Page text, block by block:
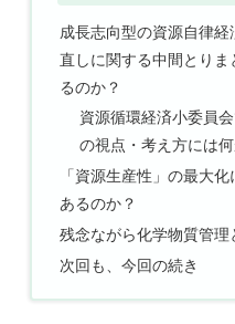
成長志向型の資源自律
直しに関する中間とり
るのか？
資源循環経済小委員
の視点・考え方には
「資源生産性」の最大
あるのか？
残念ながら化学物質管
次回も、今回の続き